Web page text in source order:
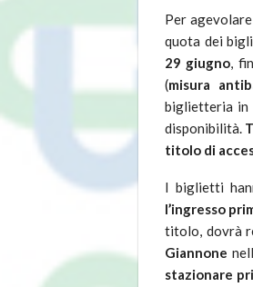
Per
quota dei
29 giugno,
(misura
biglietteria in
disponibilità.
titolo di
I biglietti
l’ingresso
titolo, dovrà
Giannone
stazionare